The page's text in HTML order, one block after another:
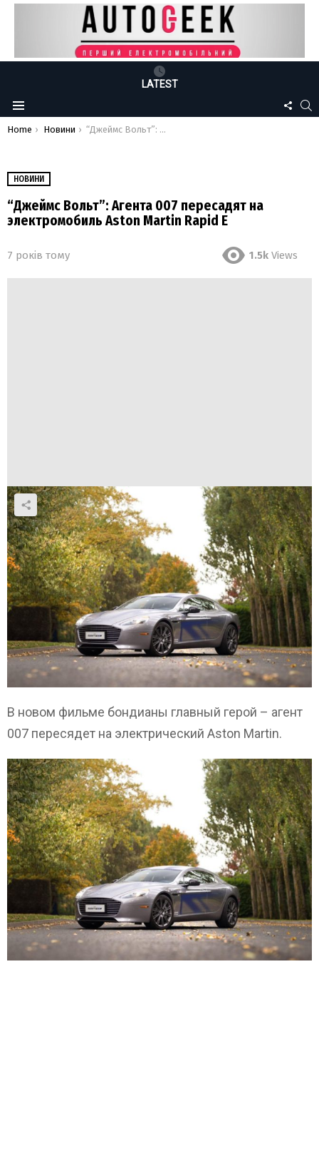
LATEST
Menu
US
You are here:
Home Новини “Джеймс Вольт”: Агента 007 пересадят на электромобиль Aston Martin Rapid E
НОВИНИ
“Джеймс Вольт”: Агента 007 пересадят на
электромобиль Aston Martin Rapid E
7 років тому 1.5k Views
В новом фильме бондианы главный герой – агент
007 пересядет на электрический Aston Martin.